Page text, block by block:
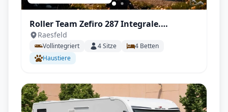
Roller Team Zefiro 287 Integrale.
Automatik, Autark
Raesfeld
Vollintegriert 4Sitze 4 Betten
Haustiere